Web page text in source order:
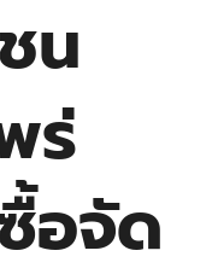
น
ร่
อจัด